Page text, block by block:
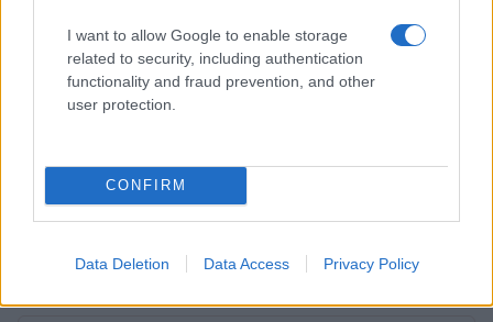
I want to allow Google to enable storage
related to security, including authentication
functionality and fraud prevention, and other
user protection.
CONFIRM
Data Deletion Data Access Privacy Policy
Ricette di mare estive: primi piatti veloci e ricchi di
sapore